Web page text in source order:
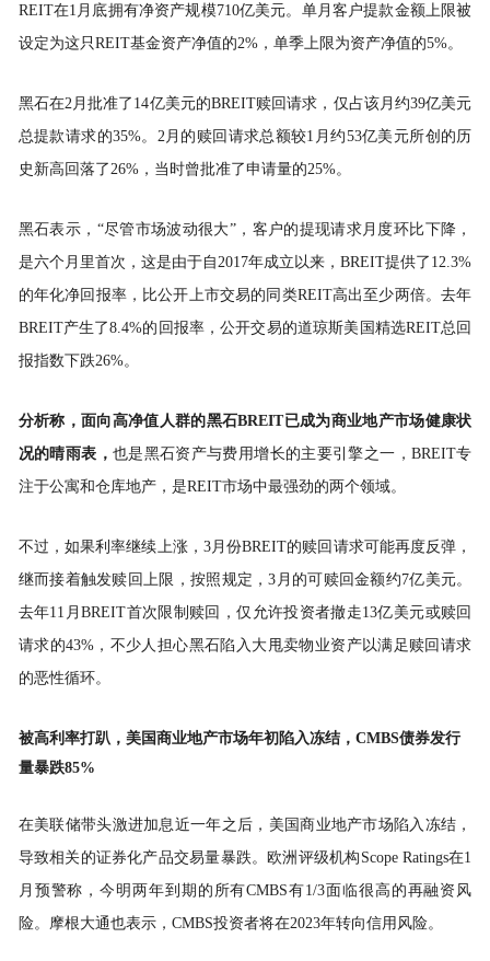
REIT在1月底拥有净资产规模710亿美元。单月客户提款金额上限被
设定为这只REIT基金资产净值的2%，单季上限为资产净值的5%。
黑石在2月批准了14亿美元的BREIT赎回请求，仅占该月约39亿美元
总提款请求的35%。2月的赎回请求总额较1月约53亿美元所创的历
史新高回落了26%，当时曾批准了申请量的25%。
黑石表示，“尽管市场波动很大”，客户的提现请求月度环比下降，
是六个月里首次，这是由于自2017年成立以来，BREIT提供了12.3%
的年化净回报率，比公开上市交易的同类REIT高出至少两倍。去年
BREIT产生了8.4%的回报率，公开交易的道琼斯美国精选REIT总回
报指数下跌26%。
分析称，面向高净值人群的黑石BREIT已成为商业地产市场健康状
况的晴雨表， 也是黑石资产与费用增长的主要引擎之一，BREIT专
注于公寓和仓库地产，是REIT市场中最强劲的两个领域。
不过，如果利率继续上涨，3月份BREIT的赎回请求可能再度反弹，
继而接着触发赎回上限，按照规定，3月的可赎回金额约7亿美元。
去年11月BREIT首次限制赎回 ，仅允许投资者撤走13亿美元或赎回
请求的43%，不少人担心黑石陷入大甩卖物业资产以满足赎回请求
的恶性循环。
被高利率打趴，美国商业地产市场年初陷入冻结，CMBS债券发行
量暴跌85%
在美联储带头激进加息近一年之后，美国商业地产市场陷入冻结，
导致相关的证券化产品交易量暴跌。欧洲评级机构Scope Ratings在1
月预警称，今明两年到期的所有CMBS有1/3面临很高的再融资风
险。摩根大通也表示，CMBS投资者将在2023年转向信用风险。